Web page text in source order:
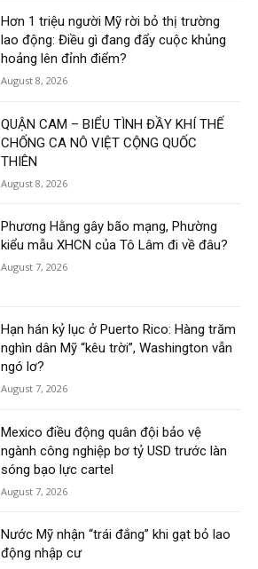
Hơn 1 triệu người Mỹ rời bỏ thị trường
lao động: Điều gì đang đẩy cuộc khủng
hoảng lên đỉnh điểm?
August 8, 2026
QUẬN CAM – BIỂU TÌNH ĐẦY KHÍ THẾ
CHỐNG CA NÔ VIỆT CỘNG QUỐC
THIÊN
August 8, 2026
Phương Hằng gây bão mạng, Phường
kiểu mẫu XHCN của Tô Lâm đi về đâu?
August 7, 2026
Hạn hán kỷ lục ở Puerto Rico: Hàng trăm
nghìn dân Mỹ “kêu trời”, Washington vẫn
ngó lơ?
August 7, 2026
Mexico điều động quân đội bảo vệ
ngành công nghiệp bơ tỷ USD trước làn
sóng bạo lực cartel
August 7, 2026
Nước Mỹ nhận “trái đắng” khi gạt bỏ lao
động nhập cư